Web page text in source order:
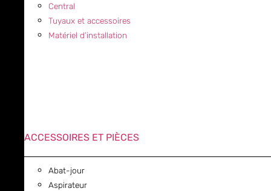
Central
Tuyaux et accessoires
Matériel d’installation
ACCESSOIRES ET PIÈCES
Abat-jour
Aspirateur